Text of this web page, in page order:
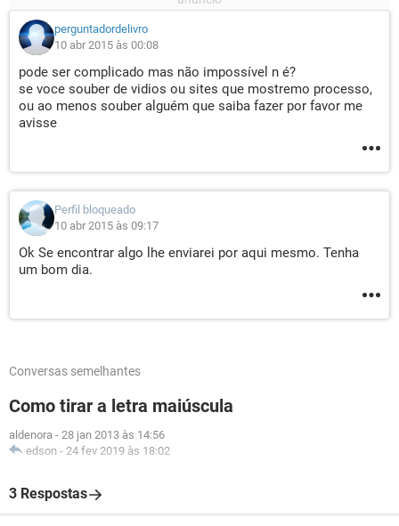
perguntadordelivro
10 abr 2015 às 00:08
pode ser complicado mas não impossível n é?
se voce souber de vidios ou sites que mostremo processo,
ou ao menos souber alguém que saiba fazer por favor me
avisse
Perfil bloqueado
10 abr 2015 às 09:17
Ok Se encontrar algo lhe enviarei por aqui mesmo. Tenha
um bom dia.
Conversas semelhantes
Como tirar a letra maiúscula
aldenora - 28 jan 2013 às 14:56
edson - 24 fev 2019 às 18:02
3 Respostas